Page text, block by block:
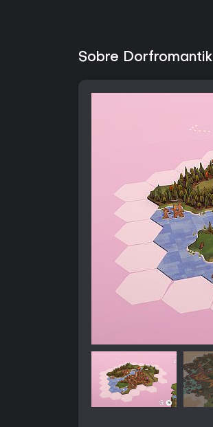
Sobre Dorfromantik